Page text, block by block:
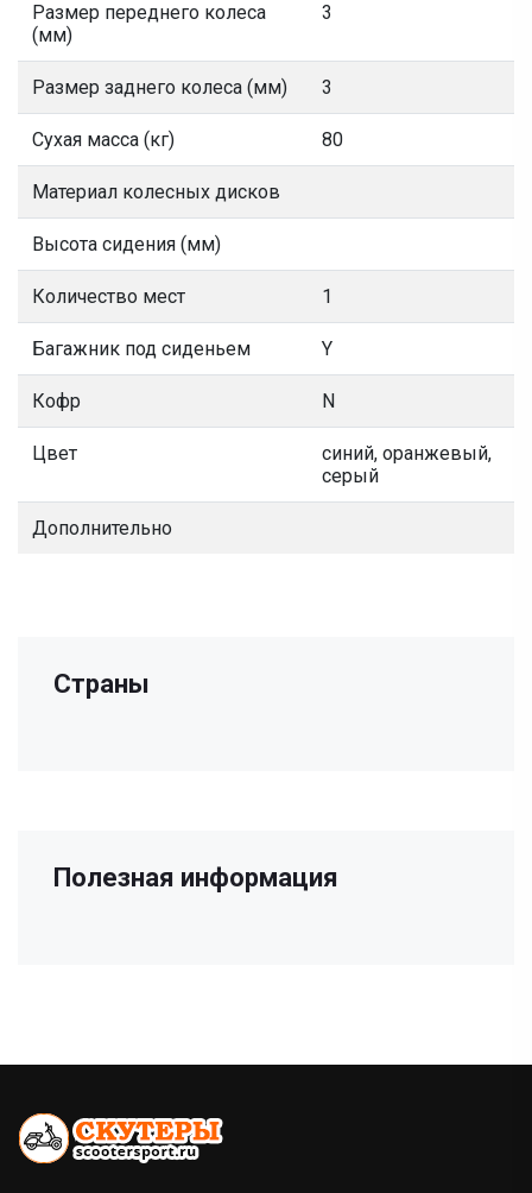
Размер переднего колеса
(мм)
3
Размер заднего колеса (мм) 3
Сухая масса (кг) 80
Материал колесных дисков
Высота сидения (мм)
Количество мест 1
Багажник под сиденьем Y
Кофр N
Цвет
синий, оранжевый,
серый
Дополнительно
Страны
Полезная информация